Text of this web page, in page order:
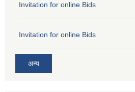
Invitation for online Bids
Invitation for online Bids
अन्य